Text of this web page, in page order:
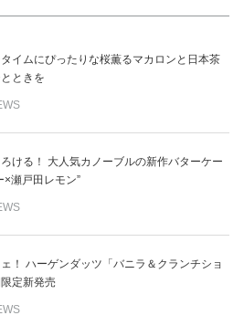
イムにぴったりな桜薫るマカロンと日本茶
ときを
ける！ 大人気カノーブルの新作バターケー
×瀬戸田レモン”
！ ハーゲンダッツ「バニラ＆クランチショ
定新発売